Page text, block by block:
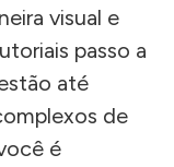
visual e
passo a
até
de
é